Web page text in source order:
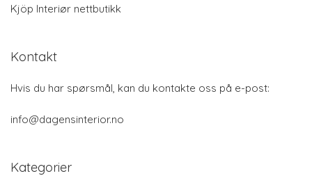
Kjöp Interiør nettbutikk
Kontakt
Hvis du har spørsmål, kan du kontakte oss på e-post:
info@dagensinterior.no
Kategorier